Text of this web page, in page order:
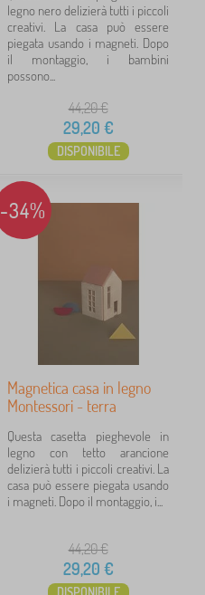
legno nero delizierà tutti i piccoli
creativi. La casa può essere
piegata usando i magneti. Dopo
il montaggio, i bambini
possono...
44,20€
29,20 €
DISPONIBILE
-34%
Magnetica casa in legno
Montessori - terra
Questa casetta pieghevole in
legno con tetto arancione
delizierà tutti i piccoli creativi. La
casa può essere piegata usando
i magneti. Dopo il montaggio, i...
44,20€
29,20 €
DISPONIBILE